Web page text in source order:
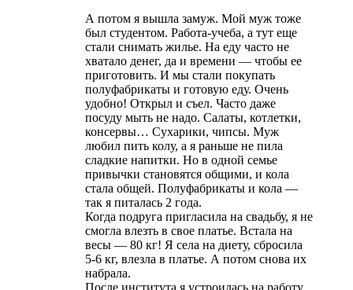
А потом я вышла замуж. Мой муж тоже
был студентом. Работа-учеба, а тут еще
стали снимать жилье. На еду часто не
хватало денег, да и времени — чтобы ее
приготовить. И мы стали покупать
полуфабрикаты и готовую еду. Очень
удобно! Открыл и съел. Часто даже
посуду мыть не надо. Салаты, котлетки,
консервы… Сухарики, чипсы. Муж
любил пить колу, а я раньше не пила
сладкие напитки. Но в одной семье
привычки становятся общими, и кола
стала общей. Полуфабрикаты и кола —
так я питалась 2 года.
Когда подруга пригласила на свадьбу, я не
смогла влезть в свое платье. Встала на
весы — 80 кг! Я села на диету, сбросила
5-6 кг, влезла в платье. А потом снова их
набрала.